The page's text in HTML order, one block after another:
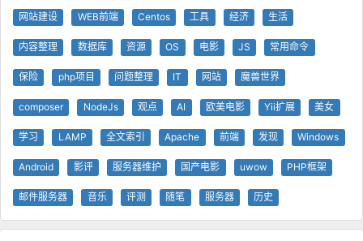
网站建设 WEB前端 Centos 工具 经济 生活
内容整理 数据库 资源 OS 电影 JS 常用命令
保险 php项目 问题整理 IT 网站 魔兽世界
composer NodeJs 观点 AI 欧美电影 Yii扩展 美女
学习 LAMP 全文索引 Apache 前端 发现 Windows
Android 影评 服务器维护 国产电影 uwow PHP框架
邮件服务器 音乐 评测 随笔 服务器 历史